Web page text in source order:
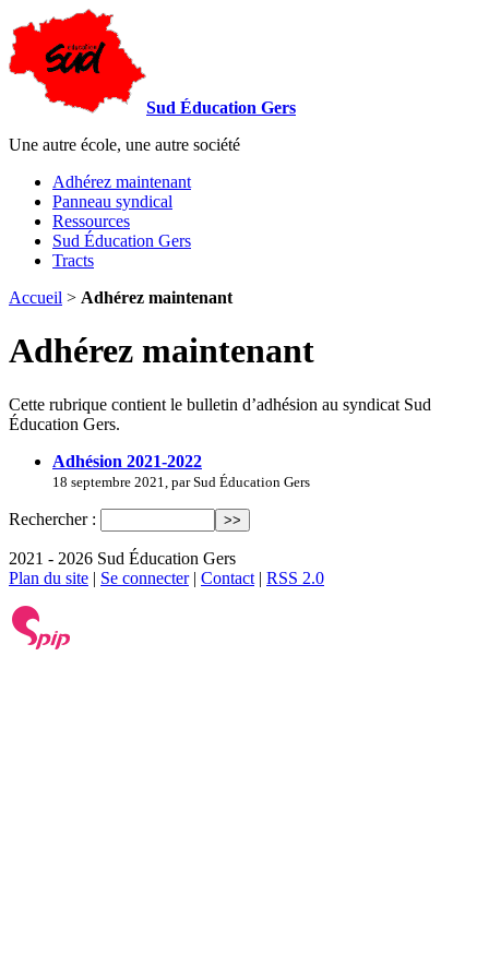
Sud Éducation Gers
Une autre école, une autre société
Adhérez maintenant
Panneau syndical
Ressources
Sud Éducation Gers
Tracts
Accueil > Adhérez maintenant
Adhérez maintenant
Cette rubrique contient le bulletin d’adhésion au syndicat Sud
Éducation Gers.
Adhésion 2021-2022
18 septembre 2021, par Sud Éducation Gers
Rechercher :
2021 - 2026 Sud Éducation Gers
Plan du site | Se connecter| Contact | RSS 2.0